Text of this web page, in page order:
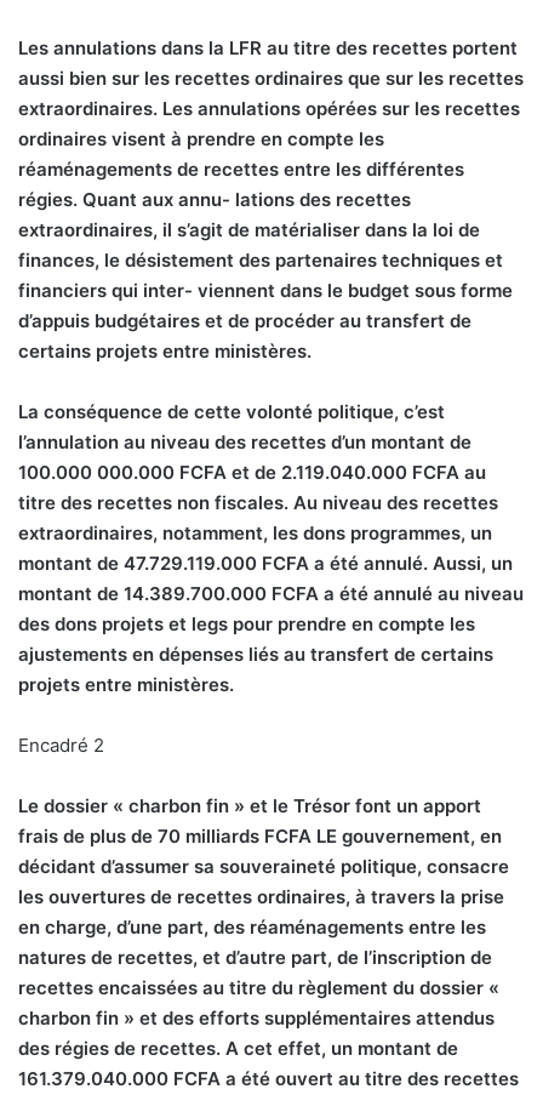
Les annulations dans la LFR au titre des recettes portent
aussi bien sur les recettes ordinaires que sur les recettes
extraordinaires. Les annulations opérées sur les recettes
ordinaires visent à prendre en compte les
réaménagements de recettes entre les différentes
régies. Quant aux annu- lations des recettes
extraordinaires, il s’agit de matérialiser dans la loi de
finances, le désistement des partenaires techniques et
financiers qui inter- viennent dans le budget sous forme
d’appuis budgétaires et de procéder au transfert de
certains projets entre ministères.
La conséquence de cette volonté politique, c’est
l’annulation au niveau des recettes d’un montant de
100.000 000.000 FCFA et de 2.119.040.000 FCFA au
titre des recettes non fiscales. Au niveau des recettes
extraordinaires, notamment, les dons programmes, un
montant de 47.729.119.000 FCFA a été annulé. Aussi, un
montant de 14.389.700.000 FCFA a été annulé au niveau
des dons projets et legs pour prendre en compte les
ajustements en dépenses liés au transfert de certains
projets entre ministères.
Encadré 2
Le dossier « charbon fin » et le Trésor font un apport
frais de plus de 70 milliards FCFA LE gouvernement, en
décidant d’assumer sa souveraineté politique, consacre
les ouvertures de recettes ordinaires, à travers la prise
en charge, d’une part, des réaménagements entre les
natures de recettes, et d’autre part, de l’inscription de
recettes encaissées au titre du règlement du dossier «
charbon fin » et des efforts supplémentaires attendus
des régies de recettes. A cet effet, un montant de
161.379.040.000 FCFA a été ouvert au titre des recettes